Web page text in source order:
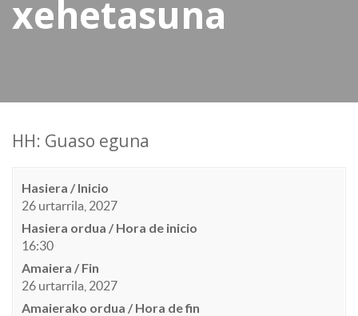
xehetasuna
HH: Guaso eguna
Hasiera / Inicio
26 urtarrila, 2027
Hasiera ordua / Hora de inicio
16:30
Amaiera / Fin
26 urtarrila, 2027
Amaierako ordua / Hora de fin